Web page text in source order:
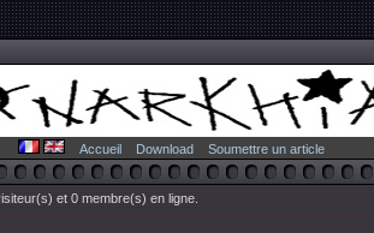
Accueil Download Soumettre un article
et 0 membre(s) en ligne.